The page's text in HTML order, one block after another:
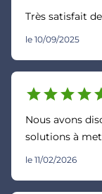
Très satisfait
le 10/09/2025
starstarstarstar
Nous avons
solutions à
le 11/02/2026